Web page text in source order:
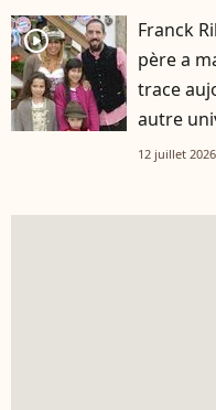
player2
Franck
père a
trace
autre
12 juillet 2026